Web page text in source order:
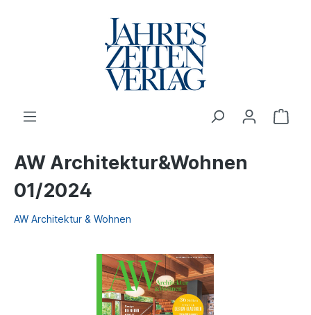
AW Architektur&Wohnen
01/2024
AW Architektur & Wohnen